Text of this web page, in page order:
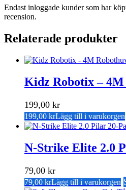
Endast inloggade kunder som har
recension.
Relaterade produkter
Kidz Robotix –
199,00 kr
199,00 krLägg till i varukorgen
N-Strike Elite 2.0
79,00 kr
79,00 krLägg till i varukorgen